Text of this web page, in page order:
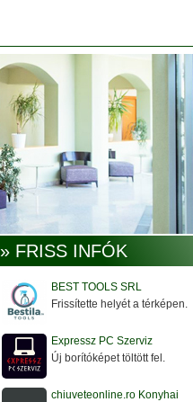
» FRISS INFÓK
BEST TOOLS SRL
Frissítette helyét a térképen.
Expressz PC Szerviz
Új borítóképet töltött fel.
chiuveteonline.ro Konyhai